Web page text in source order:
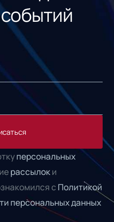
персональных
рассылоки
с Политикой
персональных данных